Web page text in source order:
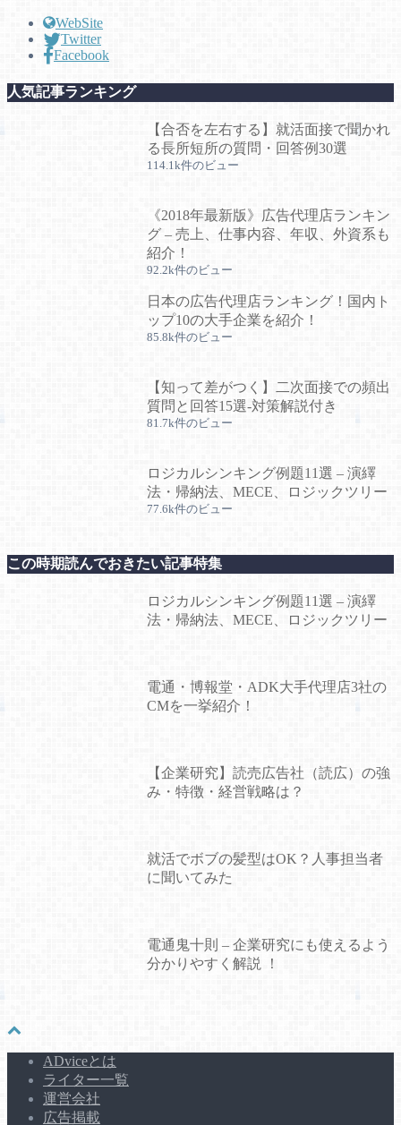
WebSite
Twitter
Facebook
人気記事ランキング
【合否を左右する】就活面接で聞かれ
る長所短所の質問・回答例30選
114.1k件のビュー
《2018年最新版》広告代理店ランキン
グ – 売上、仕事内容、年収、外資系も
紹介！
92.2k件のビュー
日本の広告代理店ランキング！国内ト
ップ10の大手企業を紹介！
85.8k件のビュー
【知って差がつく】二次面接での頻出
質問と回答15選-対策解説付き
81.7k件のビュー
ロジカルシンキング例題11選 – 演繹
法・帰納法、MECE、ロジックツリー
77.6k件のビュー
この時期読んでおきたい記事特集
ロジカルシンキング例題11選 – 演繹
法・帰納法、MECE、ロジックツリー
電通・博報堂・ADK大手代理店3社の
CMを一挙紹介！
【企業研究】読売広告社（読広）の強
み・特徴・経営戦略は？
就活でボブの髪型はOK？人事担当者
に聞いてみた
電通鬼十則 – 企業研究にも使えるよう
分かりやすく解説 ！
ADviceとは
ライター一覧
運営会社
広告掲載